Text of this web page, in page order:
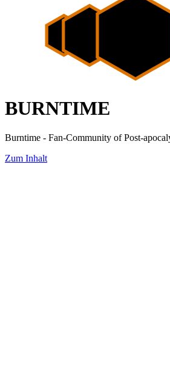
BURNTIME
Burntime - Fan-Community of Post-
Zum Inhalt